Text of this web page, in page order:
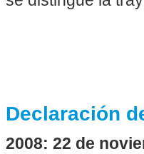
Declaración
2008: 22 de